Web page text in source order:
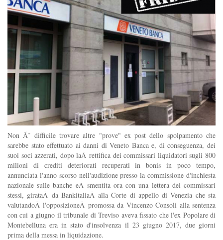
Non Ã¨ difficile trovare altre "prove" ex post dello spolpamento che
sarebbe stato effettuato ai danni di Veneto Banca e, di conseguenza, dei
suoi soci azzerati, dopo laÂ rettifica dei commissari liquidatori sugli 800
milioni di crediti deteriorati recuperati in bonis in poco tempo,
annunciata l'anno scorso nell'audizione presso la commissione d'inchiesta
nazionale sulle banche eÂ smentita ora con una lettera dei commissari
stessi, girataÂ da BankitaliaÂ alla Corte di appello di Venezia che sta
valutandoÂ l'opposizioneÂ promossa da Vincenzo Consoli alla sentenza
con cui a giugno il tribunale di Treviso aveva fissato che l'ex Popolare di
Montebelluna era in stato d'insolvenza il 23 giugno 2017, due giorni
prima della messa in liquidazione.